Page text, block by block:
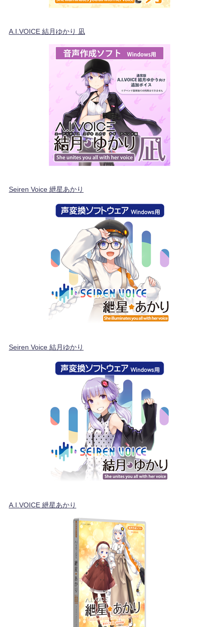
A.I.VOICE 結月ゆかり 凪
Seiren Voice 紲星あかり
Seiren Voice 結月ゆかり
A.I.VOICE 紲星あかり